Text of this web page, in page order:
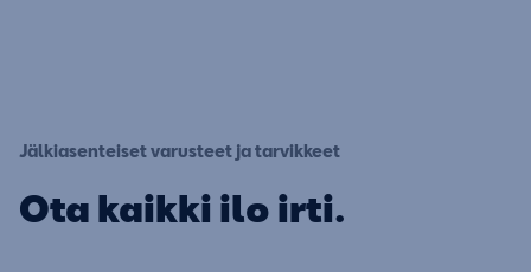
Jälkiasenteiset varusteet ja tarvikkeet
Ota kaikki ilo irti.